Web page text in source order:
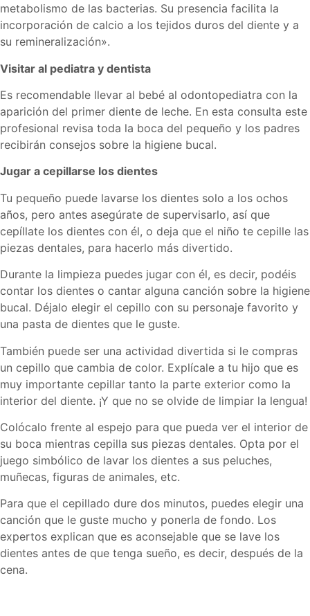
metabolismo de las bacterias. Su presencia facilita la
incorporación de calcio a los tejidos duros del diente y a
su remineralización».
Visitar al pediatra y dentista
Es recomendable llevar al bebé al odontopediatra con la
aparición del primer diente de leche. En esta consulta este
profesional revisa toda la boca del pequeño y los padres
recibirán consejos sobre la higiene bucal.
Jugar a cepillarse los dientes
Tu pequeño puede lavarse los dientes solo a los ochos
años, pero antes asegúrate de supervisarlo, así que
cepíllate los dientes con él, o deja que el niño te cepille las
piezas dentales, para hacerlo más divertido.
Durante la limpieza puedes jugar con él, es decir, podéis
contar los dientes o cantar alguna canción sobre la higiene
bucal. Déjalo elegir el cepillo con su personaje favorito y
una pasta de dientes que le guste.
También puede ser una actividad divertida si le compras
un cepillo que cambia de color. Explícale a tu hijo que es
muy importante cepillar tanto la parte exterior como la
interior del diente. ¡Y que no se olvide de limpiar la lengua!
Colócalo frente al espejo para que pueda ver el interior de
su boca mientras cepilla sus piezas dentales. Opta por el
juego simbólico de lavar los dientes a sus peluches,
muñecas, figuras de animales, etc.
Para que el cepillado dure dos minutos, puedes elegir una
canción que le guste mucho y ponerla de fondo. Los
expertos explican que es aconsejable que se lave los
dientes antes de que tenga sueño, es decir, después de la
cena.